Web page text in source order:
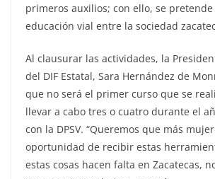
primeros auxilios; con ello, se
educación vial entre la sociedad
Al clausurar las actividades, la
del DIF Estatal, Sara Hernández de
que no será el primer curso que se
llevar a cabo tres o cuatro durante el
con la DPSV. “Queremos que más
oportunidad de recibir estas
estas cosas hacen falta en Zacatecas,